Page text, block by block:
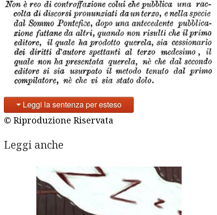
Leggi la sentenza per esteso
© Riproduzione Riservata
Leggi anche